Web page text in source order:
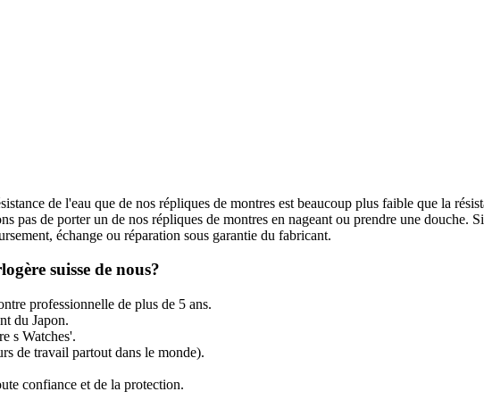
de l'eau que de nos répliques de montres est beaucoup plus faible que la
pas de porter un de nos répliques de montres en nageant ou prendre une douche.
échange ou réparation sous garantie du fabricant.
suisse de nous?
professionnelle de plus de 5 ans.
du Japon.
s Watches'.
de travail partout dans le monde).
confiance et de la protection.